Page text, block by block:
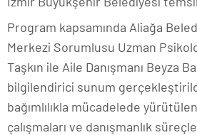
Program kapsamında Aliağa
Merkezi Sorumlusu Uzman
Taşkın ile Aile Danışmanı Beyza
bilgilendirici sunum
bağımlılıkla mücadelede
çalışmaları ve danışmanlık